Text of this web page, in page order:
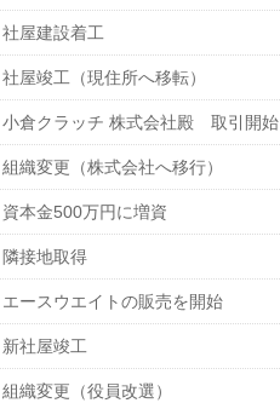
社屋建設着工
社屋竣工（現住所へ移転）
小倉クラッチ 株式会社殿 取引開始
組織変更（株式会社へ移行）
資本金500万円に増資
隣接地取得
エースウエイトの販売を開始
新社屋竣工
組織変更（役員改選）